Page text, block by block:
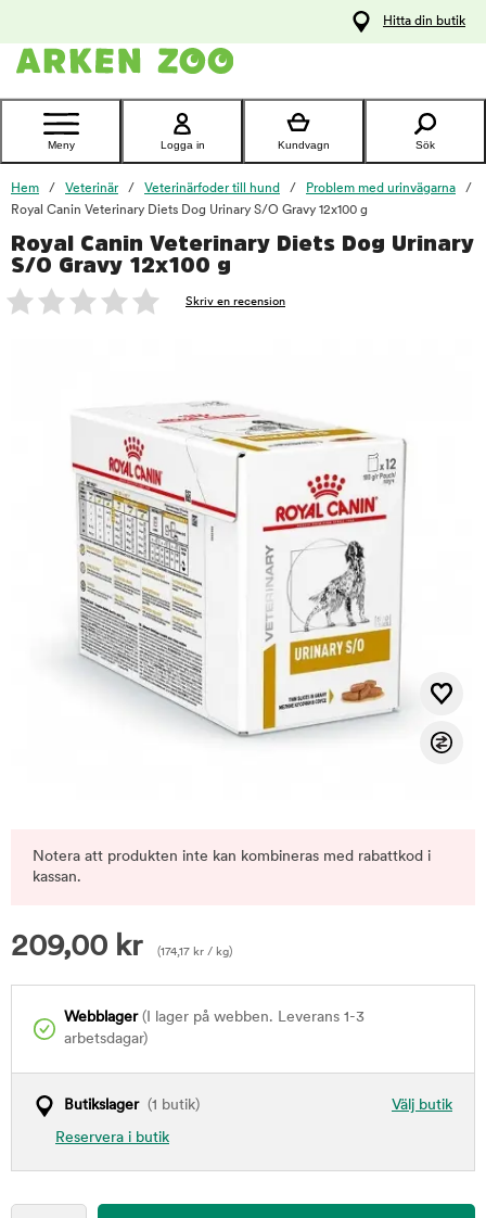
Kontakta
Hitta din butik
Meny Logga in Kundvagn Sök
Hem Veterinär Veterinärfoder till hund
Problem med urinvägarna
Royal Canin Veterinary Diets Dog Urinary S/O Gravy 12x100 g
Royal Canin Veterinary Diets Dog Urinary
S/O Gravy 12x100 g
Skriv en recension
Notera att produkten inte kan kombineras med rabattkod i
kassan.
209,00 kr (174,17 kr / kg)
Webblager(I lager på webben. Leverans 1-3
arbetsdagar)
Välj butik
Butikslager(1 butik)
Reservera i butik
foo